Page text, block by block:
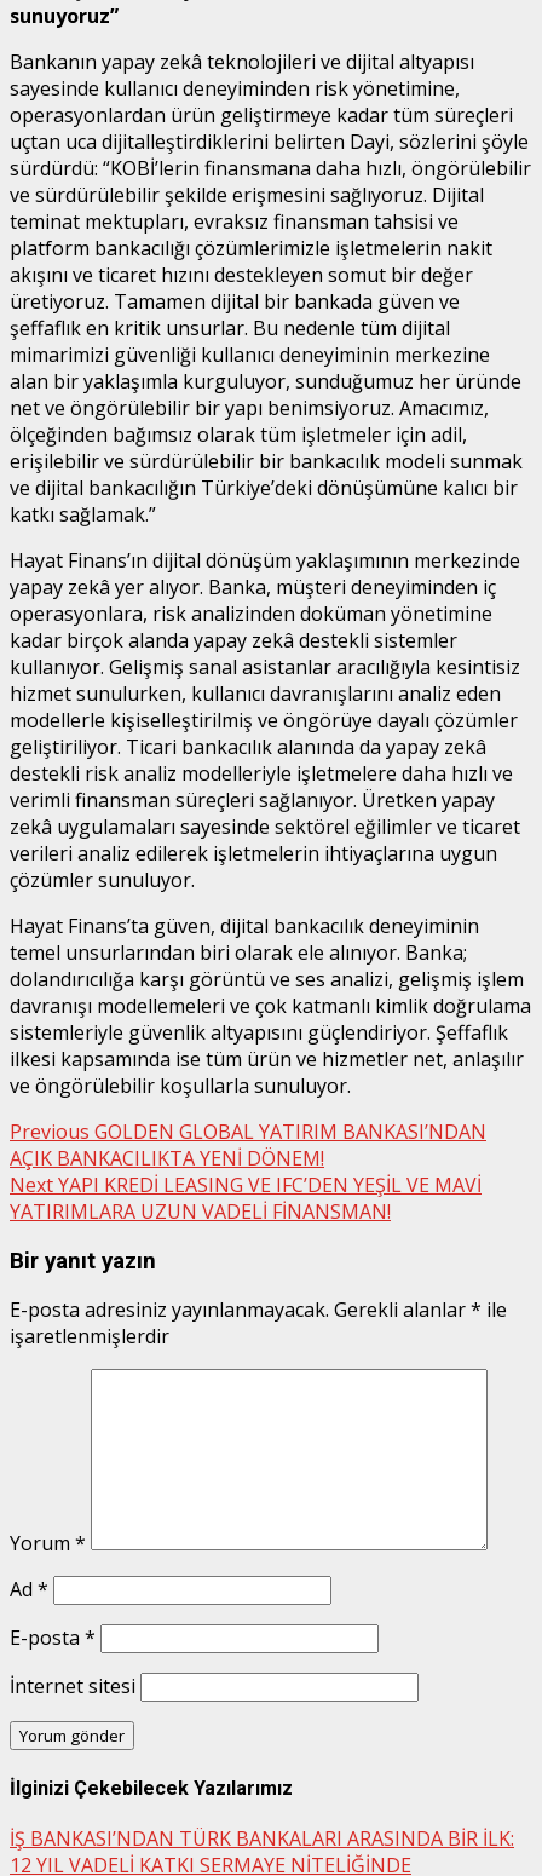
sunuyoruz”
Bankanın yapay zekâ teknolojileri ve dijital altyapısı
sayesinde kullanıcı deneyiminden risk yönetimine,
operasyonlardan ürün geliştirmeye kadar tüm süreçleri
uçtan uca dijitalleştirdiklerini belirten Dayi, sözlerini şöyle
sürdürdü: “KOBİ’lerin finansmana daha hızlı, öngörülebilir
ve sürdürülebilir şekilde erişmesini sağlıyoruz. Dijital
teminat mektupları, evraksız finansman tahsisi ve
platform bankacılığı çözümlerimizle işletmelerin nakit
akışını ve ticaret hızını destekleyen somut bir değer
üretiyoruz. Tamamen dijital bir bankada güven ve
şeffaflık en kritik unsurlar. Bu nedenle tüm dijital
mimarimizi güvenliği kullanıcı deneyiminin merkezine
alan bir yaklaşımla kurguluyor, sunduğumuz her üründe
net ve öngörülebilir bir yapı benimsiyoruz. Amacımız,
ölçeğinden bağımsız olarak tüm işletmeler için adil,
erişilebilir ve sürdürülebilir bir bankacılık modeli sunmak
ve dijital bankacılığın Türkiye’deki dönüşümüne kalıcı bir
katkı sağlamak.”
Hayat Finans’ın dijital dönüşüm yaklaşımının merkezinde
yapay zekâ yer alıyor. Banka, müşteri deneyiminden iç
operasyonlara, risk analizinden doküman yönetimine
kadar birçok alanda yapay zekâ destekli sistemler
kullanıyor. Gelişmiş sanal asistanlar aracılığıyla kesintisiz
hizmet sunulurken, kullanıcı davranışlarını analiz eden
modellerle kişiselleştirilmiş ve öngörüye dayalı çözümler
geliştiriliyor. Ticari bankacılık alanında da yapay zekâ
destekli risk analiz modelleriyle işletmelere daha hızlı ve
verimli finansman süreçleri sağlanıyor. Üretken yapay
zekâ uygulamaları sayesinde sektörel eğilimler ve ticaret
verileri analiz edilerek işletmelerin ihtiyaçlarına uygun
çözümler sunuluyor.
Hayat Finans’ta güven, dijital bankacılık deneyiminin
temel unsurlarından biri olarak ele alınıyor. Banka;
dolandırıcılığa karşı görüntü ve ses analizi, gelişmiş işlem
davranışı modellemeleri ve çok katmanlı kimlik doğrulama
sistemleriyle güvenlik altyapısını güçlendiriyor. Şeffaflık
ilkesi kapsamında ise tüm ürün ve hizmetler net, anlaşılır
ve öngörülebilir koşullarla sunuluyor.
Post
navigation
Previous GOLDEN GLOBAL YATIRIM BANKASI’NDAN
AÇIK BANKACILIKTA YENİ DÖNEM!
NextYAPI KREDİ LEASING VE IFC’DEN YEŞİL VE MAVİ
YATIRIMLARA UZUN VADELİ FİNANSMAN!
Bir yanıt yazın
E-posta adresiniz yayınlanmayacak. Gerekli alanlar* ile
işaretlenmişlerdir
Yorum *
Ad *
E-posta *
İnternet sitesi
İlginizi Çekebilecek Yazılarımız
İŞ BANKASI’NDAN TÜRK BANKALARI ARASINDA BİR İLK:
12 YIL VADELİ KATKI SERMAYE NİTELİĞİNDE